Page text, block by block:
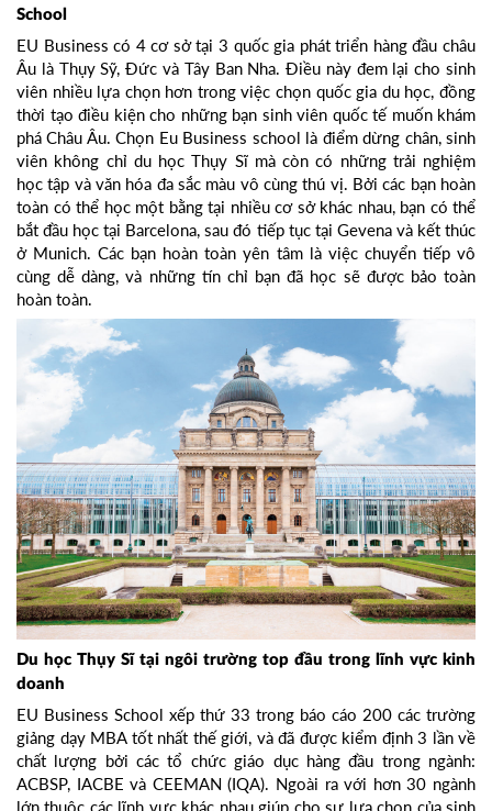
School
EU Business có 4 cơ sở tại 3 quốc gia phát triển hàng đầu châu
Âu là Thụy Sỹ, Đức và Tây Ban Nha. Điều này đem lại cho sinh
viên nhiều lựa chọn hơn trong việc chọn quốc gia du học, đồng
thời tạo điều kiện cho những bạn sinh viên quốc tế muốn khám
phá Châu Âu. Chọn Eu Business school là điểm dừng chân, sinh
viên không chỉ du học Thụy Sĩ mà còn có những trải nghiệm
học tập và văn hóa đa sắc màu vô cùng thú vị. Bởi các bạn hoàn
toàn có thể học một bằng tại nhiều cơ sở khác nhau, bạn có thể
bắt đầu học tại Barcelona, sau đó tiếp tục tại Gevena và kết thúc
ở Munich. Các bạn hoàn toàn yên tâm là việc chuyển tiếp vô
cùng dễ dàng, và những tín chỉ bạn đã học sẽ được bảo toàn
hoàn toàn.
Du học Thụy Sĩ tại ngôi trường top đầu trong lĩnh vực kinh
doanh
EU Business School xếp thứ 33 trong báo cáo 200 các trường
giảng dạy MBA tốt nhất thế giới, và đã được kiểm định 3 lần về
chất lượng bởi các tổ chức giáo dục hàng đầu trong ngành:
ACBSP, IACBE và CEEMAN (IQA). Ngoài ra với hơn 30 ngành
lớn thuộc các lĩnh vực khác nhau giúp cho sự lựa chọn của sinh